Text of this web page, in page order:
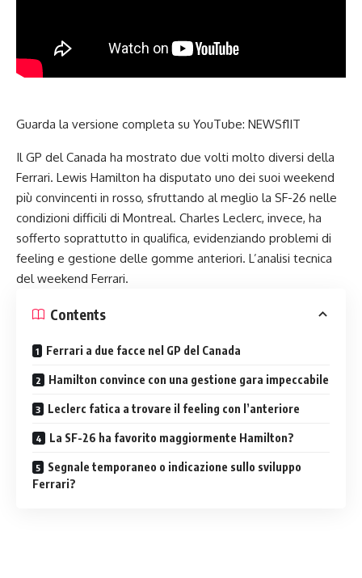
Guarda la versione completa su YouTube: NEWSf1IT
Il GP del Canada ha mostrato due volti molto diversi della
Ferrari. Lewis Hamilton ha disputato uno dei suoi weekend
più convincenti in rosso, sfruttando al meglio la SF-26 nelle
condizioni difficili di Montreal. Charles Leclerc, invece, ha
sofferto soprattutto in qualifica, evidenziando problemi di
feeling e gestione delle gomme anteriori. L’analisi tecnica
del weekend Ferrari.
Contents
Ferrari a due facce nel GP del Canada
Hamilton convince con una gestione gara impeccabile
Leclerc fatica a trovare il feeling con l’anteriore
La SF-26 ha favorito maggiormente Hamilton?
Segnale temporaneo o indicazione sullo sviluppo
Ferrari?